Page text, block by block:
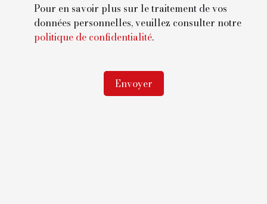
Pour en savoir plus sur le traitement de vos
données personnelles, veuillez consulter notre
politique de confidentialité.
Envoyer